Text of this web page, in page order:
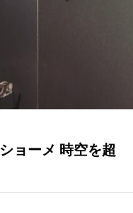
ョーメ 時空を超